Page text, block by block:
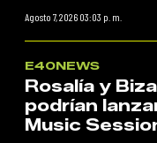
Agosto 7, 2026 03:03 p. m.
E40NEWS
Rosalía y
podrían
Music